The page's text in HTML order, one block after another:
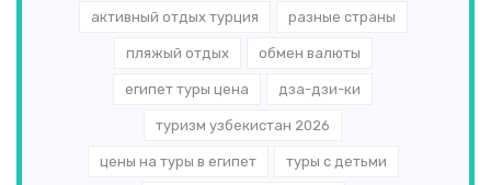
активный отдых турция разные страны
пляжый отдых обмен валюты
египет туры цена дза-дзи-ки
туризм узбекистан 2026
цены на туры в египет туры с детьми